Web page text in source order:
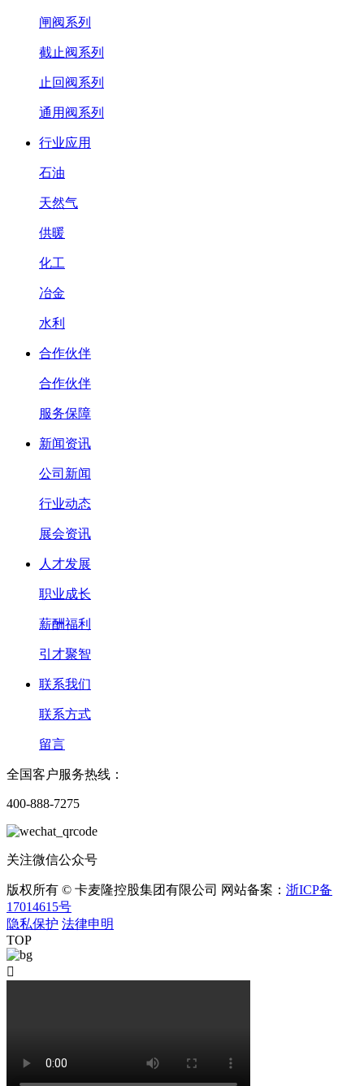
闸阀系列
截止阀系列
止回阀系列
通用阀系列
行业应用
石油
天然气
供暖
化工
冶金
水利
合作伙伴
合作伙伴
服务保障
新闻资讯
公司新闻
行业动态
展会资讯
人才发展
职业成长
薪酬福利
引才聚智
联系我们
联系方式
留言
全国客户服务热线：
400-888-7275
关注微信公众号
版权所有 © 卡麦隆控股集团有限公司 网站备案： 浙ICP备
17014615号
隐私保护 法律申明
TOP
